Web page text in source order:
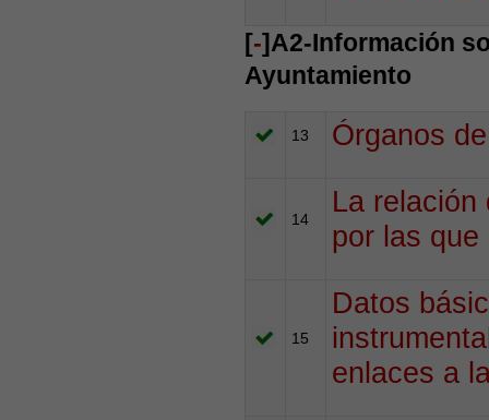
[-]A2-Información
Ayuntamiento
13 Órganos
14
La relación
por las
15
Datos
enlaces a